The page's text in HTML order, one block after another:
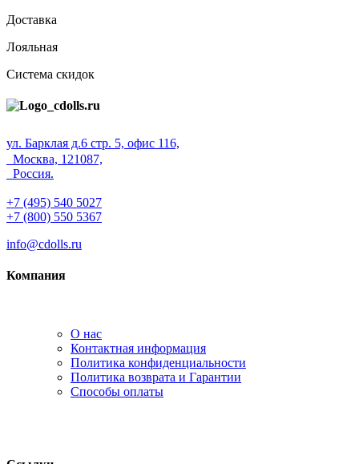
Доставка
Лояльная
Система скидок
ул. Барклая д.6 стр. 5, офис 116,
Москва, 121087,
Россия.
+7 (495) 540 5027
+7 (800) 550 5367
info@cdolls.ru
Компания
О нас
Контактная информация
Политика конфиденциальности
Политика возврата и Гарантии
Способы оплаты